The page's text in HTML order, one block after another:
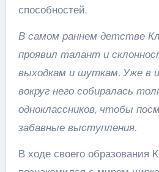
способностей.
В самом раннем детстве
проявил талант и
выходкам и шуткам. Уже в
вокруг него собиралась
одноклассников, чтобы
забавные выступления.
В ходе своего образования